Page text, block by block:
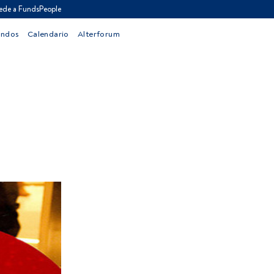
a FundsPeople
Calendario Alterforum